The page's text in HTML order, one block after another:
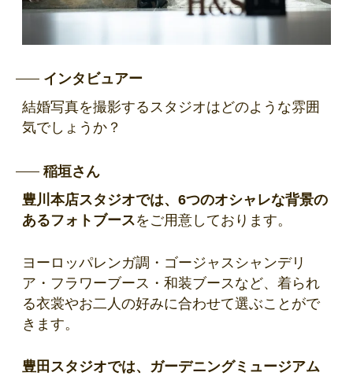
インタビュアー
結婚写真を撮影するスタジオはどのような雰囲
気でしょうか？
稲垣さん
豊川本店スタジオでは、6つのオシャレな背景の
あるフォトブースをご用意しております。
ヨーロッパレンガ調・ゴージャスシャンデリ
ア・フラワーブース・和装ブースなど、着られ
る衣裳やお二人の好みに合わせて選ぶことがで
きます。
豊田スタジオでは、ガーデニングミュージアム